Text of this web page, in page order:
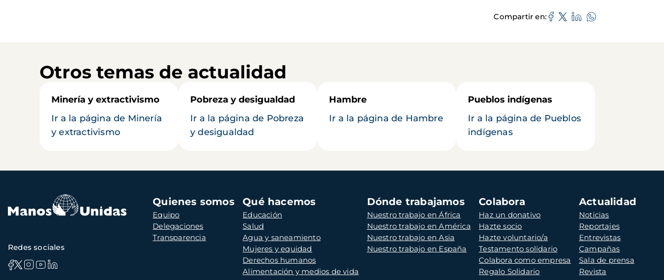
Compartir en
Otros temas de actualidad
Minería y extractivismo
Ir a la página de Minería
y extractivismo
Pobreza y desigualdad
Ir a la página de Pobreza
y desigualdad
Hambre
Ir a la página de Hambre
Pueblos indígenas
Ir a la página de Pueblos
indígenas
Navegación
principal
Quienes somos
Equipo
Delegaciones
Transparencia
Qué hacemos
Educación
Salud
Agua y saneamiento
Mujeres y equidad
Derechos humanos
Alimentación y medios de vida
Dónde trabajamos
Nuestro trabajo en África
Nuestro trabajo en América
Nuestro trabajo en Asia
Nuestro trabajo en España
Colabora
Haz un donativo
Hazte socio
Hazte voluntario/a
Testamento solidario
Colabora como empresa
Regalo Solidario
Actualidad
Noticias
Reportajes
Entrevistas
Campañas
Sala de prensa
Revista
Redes sociales